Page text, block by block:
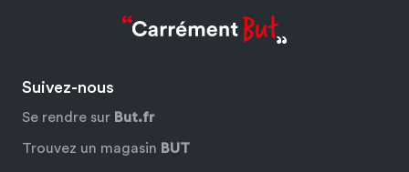
Suivez-nous
Se rendre sur But.fr
Trouvez un magasin BUT